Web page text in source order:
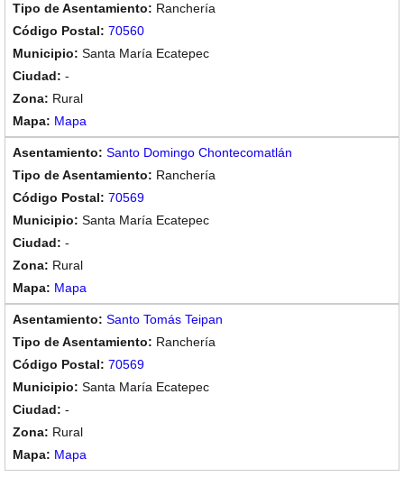
Ranchería
70560
Santa María Ecatepec
-
Rural
Mapa
Santo Domingo Chontecomatlán
Ranchería
70569
Santa María Ecatepec
-
Rural
Mapa
Santo Tomás Teipan
Ranchería
70569
Santa María Ecatepec
-
Rural
Mapa